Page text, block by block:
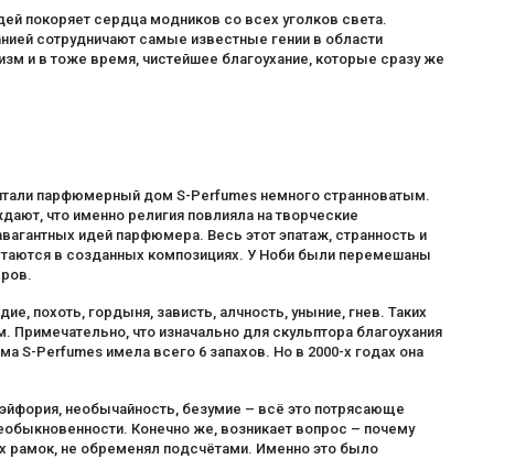
покоряет сердца модников со всех уголков света.
сотрудничают самые известные гении в области
и в тоже время, чистейшее благоухание, которые сразу же
парфюмерный дом S-Perfumes немного странноватым.
что именно религия повлияла на творческие
идей парфюмера. Весь этот эпатаж, странность и
в созданных композициях. У Ноби были перемешаны
похоть, гордыня, зависть, алчность, уныние, гнев. Таких
что изначально для скульптора благоухания
Perfumes имела всего 6 запахов. Но в 2000-х годах она
необычайность, безумие – всё это потрясающе
Конечно же, возникает вопрос – почему
рамок, не обременял подсчётами. Именно это было